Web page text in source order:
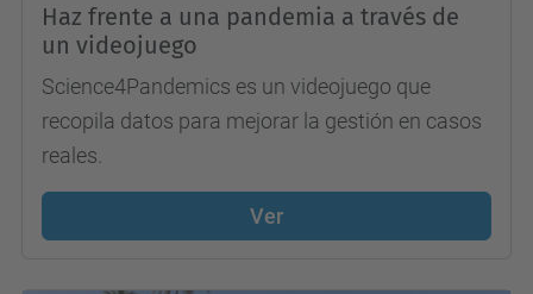
Haz frente a una pandemia a través de
un videojuego
Science4Pandemics es un videojuego que
recopila datos para mejorar la gestión en casos
reales.
Ver